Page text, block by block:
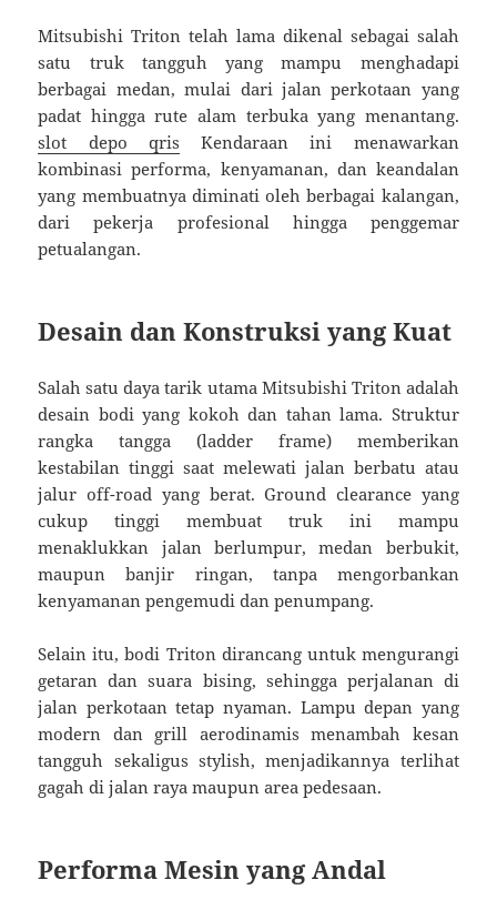
Mitsubishi Triton telah lama dikenal sebagai salah
satu truk tangguh yang mampu menghadapi
berbagai medan, mulai dari jalan perkotaan yang
padat hingga rute alam terbuka yang menantang.
slot depo qris Kendaraan ini menawarkan
kombinasi performa, kenyamanan, dan keandalan
yang membuatnya diminati oleh berbagai kalangan,
dari pekerja profesional hingga penggemar
petualangan.
Desain dan Konstruksi yang Kuat
Salah satu daya tarik utama Mitsubishi Triton adalah
desain bodi yang kokoh dan tahan lama. Struktur
rangka tangga (ladder frame) memberikan
kestabilan tinggi saat melewati jalan berbatu atau
jalur off-road yang berat. Ground clearance yang
cukup tinggi membuat truk ini mampu
menaklukkan jalan berlumpur, medan berbukit,
maupun banjir ringan, tanpa mengorbankan
kenyamanan pengemudi dan penumpang.
Selain itu, bodi Triton dirancang untuk mengurangi
getaran dan suara bising, sehingga perjalanan di
jalan perkotaan tetap nyaman. Lampu depan yang
modern dan grill aerodinamis menambah kesan
tangguh sekaligus stylish, menjadikannya terlihat
gagah di jalan raya maupun area pedesaan.
Performa Mesin yang Andal